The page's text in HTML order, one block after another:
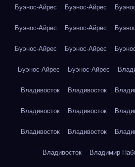
Буэнос-Айрес Буэнос-Айрес
Буэнос-Айрес Буэнос-Айрес
Буэнос-Айрес Буэнос-Айрес
Буэнос-Айрес Буэнос-Айрес
Владивосток Владивосток
Владивосток Владивосток
Владивосток Владивосток
Владивосток Владимир